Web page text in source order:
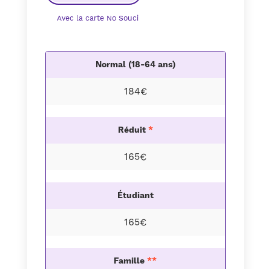
Avec la carte No Souci
Normal (18-64 ans)
184€
Réduit *
165€
Étudiant
165€
Famille**